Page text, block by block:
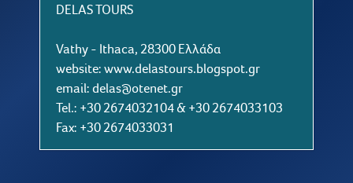
DELAS TOURS
Vathy - Ithaca, 28300 Ελλάδα
website:www.delastours.blogspot.gr
email: delas@otenet.gr
Tel.: +30 2674032104 & +30 2674033103
Fax: +30 2674033031